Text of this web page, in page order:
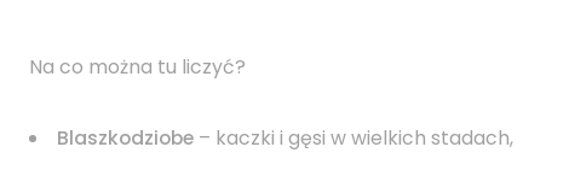
Na co można tu liczyć?
Blaszkodziobe– kaczki i gęsi w wielkich stadach,